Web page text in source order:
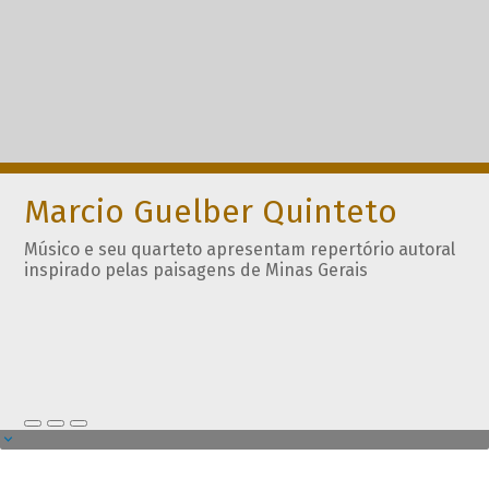
Marcio Guelber Quinteto
Músico e seu quarteto apresentam repertório autoral
inspirado pelas paisagens de Minas Gerais